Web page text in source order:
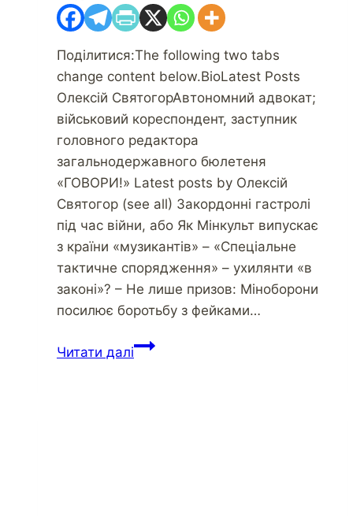
Поділитися:The following two tabs
change content below.BioLatest Posts
Олексій СвятогорАвтономний адвокат;
військовий кореспондент, заступник
головного редактора
загальнодержавного бюлетеня
«ГОВОРИ!» Latest posts by Олексій
Святогор (see all) Закордонні гастролі
під час війни, або Як Мінкульт випускає
з країни «музикантів» – «Спеціальне
тактичне спорядження» – ухилянти «в
законі»? – Не лише призов: Міноборони
посилює боротьбу з фейками…
Читати даліБерезовський: